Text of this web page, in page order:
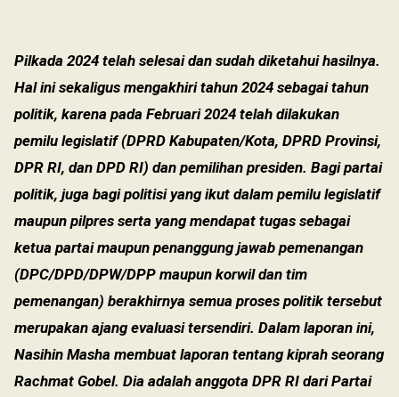
Pilkada 2024 telah selesai dan sudah diketahui hasilnya.
Hal ini sekaligus mengakhiri tahun 2024 sebagai tahun
politik, karena pada Februari 2024 telah dilakukan
pemilu legislatif (DPRD Kabupaten/Kota, DPRD Provinsi,
DPR RI, dan DPD RI) dan pemilihan presiden. Bagi partai
politik, juga bagi politisi yang ikut dalam pemilu legislatif
maupun pilpres serta yang mendapat tugas sebagai
ketua partai maupun penanggung jawab pemenangan
(DPC/DPD/DPW/DPP maupun korwil dan tim
pemenangan) berakhirnya semua proses politik tersebut
merupakan ajang evaluasi tersendiri. Dalam laporan ini,
Nasihin Masha membuat laporan tentang kiprah seorang
Rachmat Gobel. Dia adalah anggota DPR RI dari Partai